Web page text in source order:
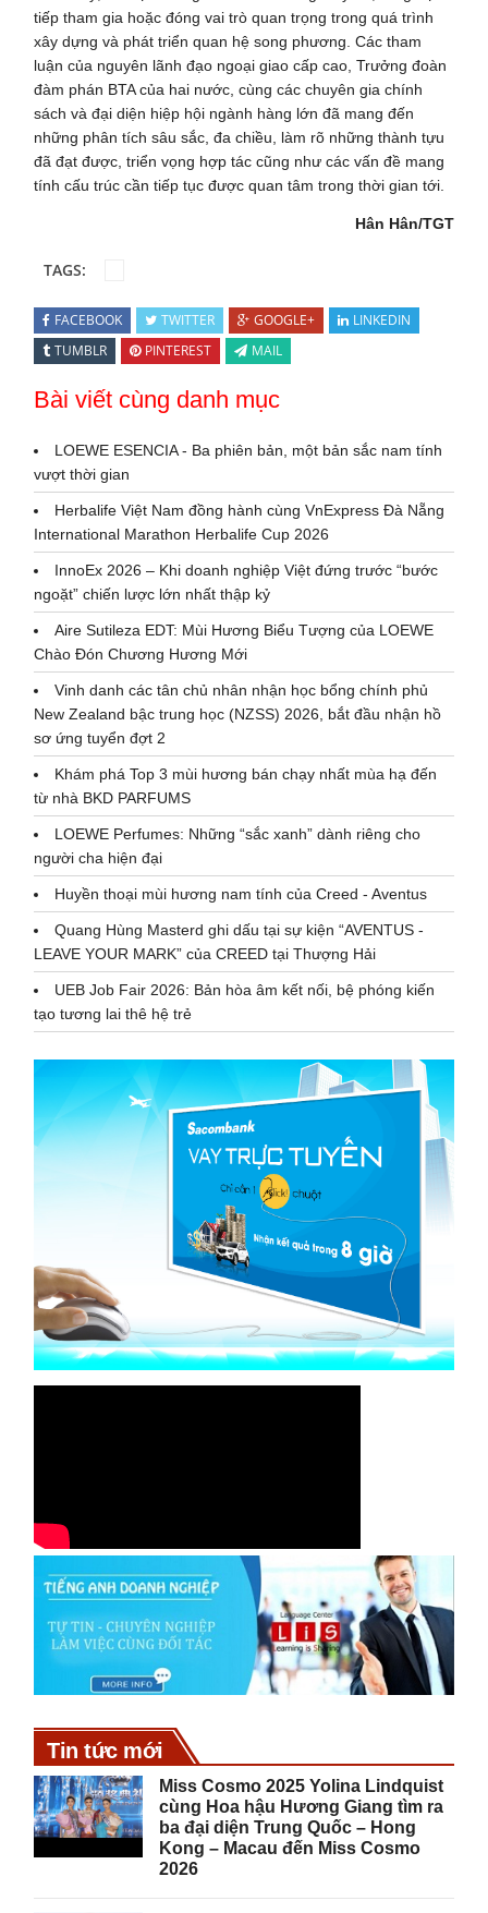
tiếp tham gia hoặc đóng vai trò quan trọng trong quá trình
xây dựng và phát triển quan hệ song phương. Các tham
luận của nguyên lãnh đạo ngoại giao cấp cao, Trưởng đoàn
đàm phán BTA của hai nước, cùng các chuyên gia chính
sách và đại diện hiệp hội ngành hàng lớn đã mang đến
những phân tích sâu sắc, đa chiều, làm rõ những thành tựu
đã đạt được, triển vọng hợp tác cũng như các vấn đề mang
tính cấu trúc cần tiếp tục được quan tâm trong thời gian tới.
Hân Hân/TGT
TAGS:
FACEBOOK TWITTER GOOGLE+
LINKEDIN
TUMBLR
PINTEREST MAIL
Bài viết cùng danh mục
LOEWE ESENCIA - Ba phiên bản, một bản sắc nam tính
vượt thời gian
Herbalife Việt Nam đồng hành cùng VnExpress Đà Nẵng
International Marathon Herbalife Cup 2026
InnoEx 2026 – Khi doanh nghiệp Việt đứng trước “bước
ngoặt” chiến lược lớn nhất thập kỷ
Aire Sutileza EDT: Mùi Hương Biểu Tượng của LOEWE
Chào Đón Chương Hương Mới
Vinh danh các tân chủ nhân nhận học bổng chính phủ
New Zealand bậc trung học (NZSS) 2026, bắt đầu nhận hồ
sơ ứng tuyển đợt 2
Khám phá Top 3 mùi hương bán chạy nhất mùa hạ đến
từ nhà BKD PARFUMS
LOEWE Perfumes: Những “sắc xanh” dành riêng cho
người cha hiện đại
Huyền thoại mùi hương nam tính của Creed - Aventus
Quang Hùng Masterd ghi dấu tại sự kiện “AVENTUS -
LEAVE YOUR MARK” của CREED tại Thượng Hải
UEB Job Fair 2026: Bản hòa âm kết nối, bệ phóng kiến
tạo tương lai thê hệ trẻ
Tin tức mới
Miss Cosmo 2025 Yolina Lindquist
cùng Hoa hậu Hương Giang tìm ra
ba đại diện Trung Quốc – Hong
Kong – Macau đến Miss Cosmo
2026